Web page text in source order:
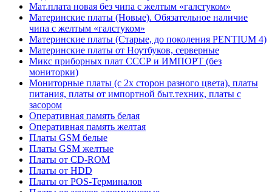
Мат.плата новая без чипа с желтым «галстуком»
Материнские платы (Новые). Обязательное наличие
чипа с желтым «галстуком»
Материнские платы (Старые, до поколения PENTIUM 4)
Материнские платы от Ноутбуков, серверные
Микс приборных плат СССР и ИМПОРТ (без
мониторки)
Мониторные платы (с 2х сторон разного цвета), платы
питания, платы от импортной быт.техник, платы с
засором
Оперативная память белая
Оперативная память желтая
Платы GSM белые
Платы GSM желтые
Платы от CD-ROM
Платы от HDD
Платы от POS-Терминалов